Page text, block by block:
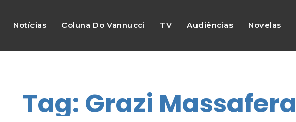
Notícias Coluna Do Vannucci TV Audiências Novelas
Tag: Grazi Massafera